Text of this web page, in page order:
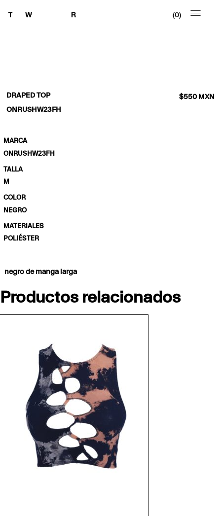
0
DRAPED TOP
ONRUSHW23FH
$550MXN
MARCA
ONRUSHW23FH
TALLA
M
COLOR
NEGRO
MATERIALES
POLIÉSTER
negro de manga larga
Productos relacionados